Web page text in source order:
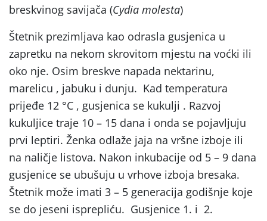
breskvinog savijača (Cydia molesta)
Štetnik prezimljava kao odrasla gusjenica u
zapretku na nekom skrovitom mjestu na voćki ili
oko nje. Osim breskve napada nektarinu,
marelicu , jabuku i dunju. Kad temperatura
prijeđe 12 °C , gusjenica se kukulji . Razvoj
kukuljice traje 10 – 15 dana i onda se pojavljuju
prvi leptiri. Ženka odlaže jaja na vršne izboje ili
na naličje listova. Nakon inkubacije od 5 – 9 dana
gusjenice se ubušuju u vrhove izboja bresaka.
Štetnik može imati 3 – 5 generacija godišnje koje
se do jeseni isprepliću. Gusjenice 1. i 2.